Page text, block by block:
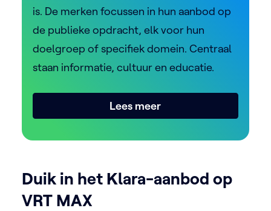
is. De merken focussen in hun aanbod op
de publieke opdracht, elk voor hun
doelgroep of specifiek domein. Centraal
staan informatie, cultuur en educatie.
Lees meer
Duik in het Klara-aanbod op
VRT MAX